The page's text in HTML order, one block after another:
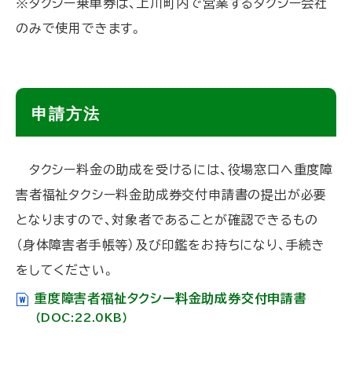
※タクシー乗車券は、上川町内で営業するタクシー会社
のみで使用できます。
戻
る
申請方法
タクシー料金の助成を受けるには、役場窓口へ重度障
害者福祉タクシー料金助成券交付申請書の提出が必要
となりますので、対象者であることが確認できるもの
（身体障害者手帳等）及び印鑑をお持ちになり、手続き
をしてください。
重度障害者福祉タクシー料金助成券交付申請書
（DOC:22.0KB）